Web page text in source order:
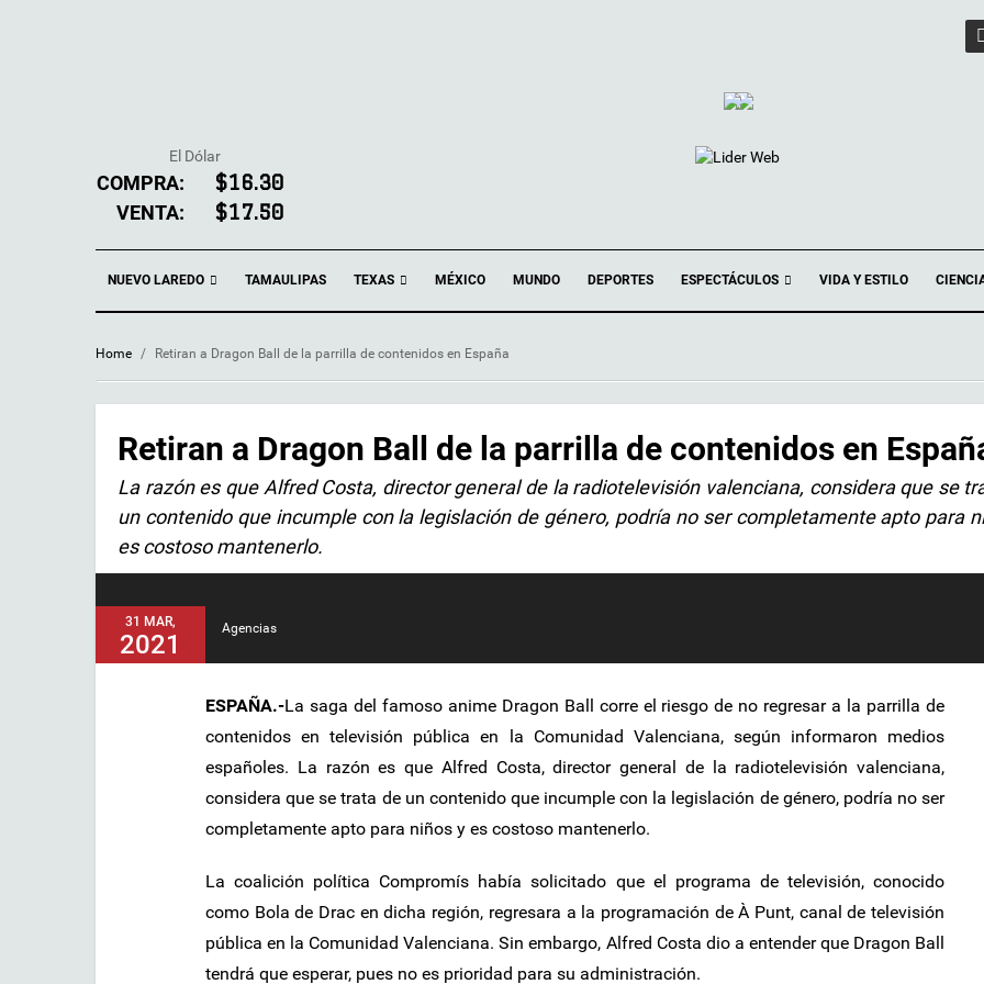
El Dólar
COMPRA: $16.30
VENTA: $17.50
NUEVO LAREDO TAMAULIPAS TEXAS MÉXICO MUNDO DEPORTES ESPECTÁCULOS VIDA Y ESTILO
Home / Retiran a Dragon Ball de la parrilla de contenidos en España
Retiran a Dragon Ball de la parrilla de contenidos en
La razón es que Alfred Costa, director general de la radiotelevisión valenciana, considera que se
un contenido que incumple con la legislación de género, podría no ser completamente apto para
es costoso mantenerlo.
31 MAR,
2021
Agencias
ESPAÑA.-La saga del famoso anime Dragon Ball corre el riesgo de no regresar a la parrilla de
contenidos en televisión pública en la Comunidad Valenciana, según informaron medios
españoles. La razón es que Alfred Costa, director general de la radiotelevisión valenciana,
considera que se trata de un contenido que incumple con la legislación de género, podría no ser
completamente apto para niños y es costoso mantenerlo.
La coalición política Compromís había solicitado que el programa de televisión, conocido
como Bola de Drac en dicha región, regresara a la programación de À Punt, canal de televisión
pública en la Comunidad Valenciana. Sin embargo, Alfred Costa dio a entender que Dragon Ball
tendrá que esperar, pues no es prioridad para su administración.